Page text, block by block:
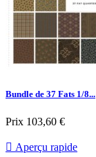
Bundle de 37 Fats 1/8...
Prix 103,60 €
 Aperçu rapide